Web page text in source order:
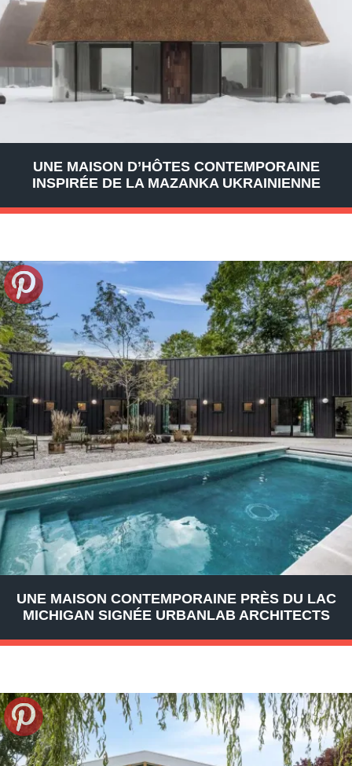
UNE MAISON D’HÔTES CONTEMPORAINE
INSPIRÉE DE LA MAZANKA UKRAINIENNE
UNE MAISON CONTEMPORAINE PRÈS DU LAC
MICHIGAN SIGNÉE URBANLAB ARCHITECTS